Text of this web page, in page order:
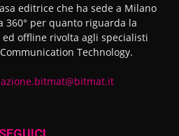
editrice che ha sede a Milano
360° per quanto riguarda la
offline rivolta agli specialisti
Technology.